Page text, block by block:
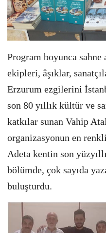
Program boyunca sahne
ekipleri, âşıklar,
Erzurum ezgilerini
son 80 yıllık kültür ve
katkılar sunan Vahip
organizasyonun en
Adeta kentin son
bölümde, çok sayıda
buluşturdu.